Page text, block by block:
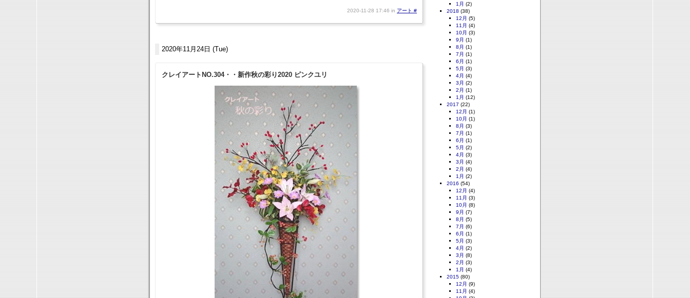
2020-11-28 17:46 in アート #
2020年11月24日 (Tue)
クレイアートNO.304・・新作秋の彩り2020 ピンクユリ
1月 (2)
2018 (38)
12月 (5)
11月 (4)
10月 (3)
9月 (1)
8月 (1)
7月 (1)
6月 (1)
5月 (3)
4月 (4)
3月 (2)
2月 (1)
1月 (12)
2017 (22)
12月 (1)
10月 (1)
8月 (3)
7月 (1)
6月 (1)
5月 (2)
4月 (3)
3月 (4)
2月 (4)
1月 (2)
2016 (54)
12月 (4)
11月 (3)
10月 (8)
9月 (7)
8月 (5)
7月 (6)
6月 (1)
5月 (3)
4月 (2)
3月 (8)
2月 (3)
1月 (4)
2015 (80)
12月 (9)
11月 (4)